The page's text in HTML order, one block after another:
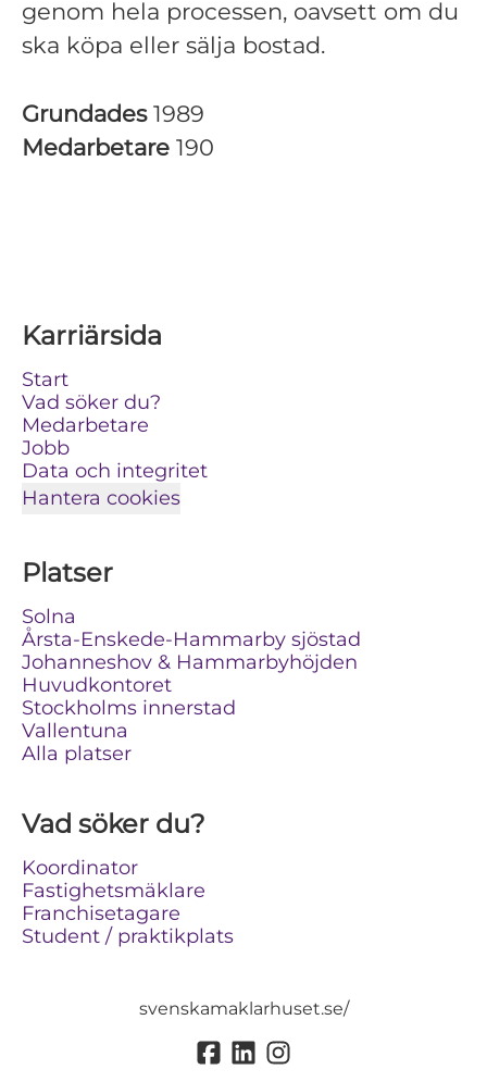
genom hela processen, oavsett om du
ska köpa eller sälja bostad.
Grundades 1989
Medarbetare 190
Karriärsida
Start
Vad söker du?
Medarbetare
Jobb
Data och integritet
Hantera cookies
Platser
Solna
Årsta-Enskede-Hammarby sjöstad
Johanneshov & Hammarbyhöjden
Huvudkontoret
Stockholms innerstad
Vallentuna
Alla platser
Vad söker du?
Koordinator
Fastighetsmäklare
Franchisetagare
Student / praktikplats
svenskamaklarhuset.se/